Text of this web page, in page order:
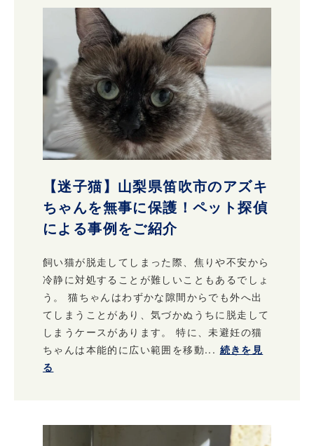
【迷子猫】山梨県笛吹市のアズキ
ちゃんを無事に保護！ペット探偵
による事例をご紹介
飼い猫が脱走してしまった際、焦りや不安から
冷静に対処することが難しいこともあるでしょ
う。 猫ちゃんはわずかな隙間からでも外へ出
てしまうことがあり、気づかぬうちに脱走して
しまうケースがあります。 特に、未避妊の猫
ちゃんは本能的に広い範囲を移動... 続きを見
る